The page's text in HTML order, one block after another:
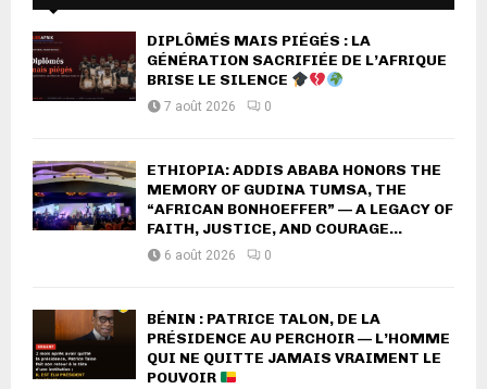
DIPLÔMÉS MAIS PIÉGÉS : LA
GÉNÉRATION SACRIFIÉE DE L’AFRIQUE
BRISE LE SILENCE
7 août 2026 0
ETHIOPIA: ADDIS ABABA HONORS THE
MEMORY OF GUDINA TUMSA, THE
“AFRICAN BONHOEFFER” — A LEGACY OF
FAITH, JUSTICE, AND COURAGE...
6 août 2026 0
BÉNIN : PATRICE TALON, DE LA
PRÉSIDENCE AU PERCHOIR — L’HOMME
QUI NE QUITTE JAMAIS VRAIMENT LE
POUVOIR